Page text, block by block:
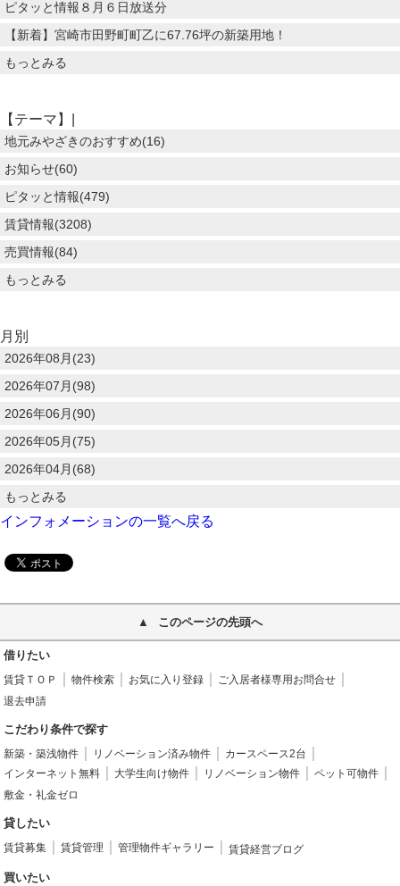
ピタッと情報８月６日放送分
【新着】宮崎市田野町町乙に67.76坪の新築用地！
もっとみる
【テーマ】|
地元みやざきのおすすめ(16)
お知らせ(60)
ピタッと情報(479)
賃貸情報(3208)
売買情報(84)
もっとみる
月別
2026年08月(23)
2026年07月(98)
2026年06月(90)
2026年05月(75)
2026年04月(68)
もっとみる
インフォメーションの一覧へ戻る
このページの先頭へ
借りたい
賃貸ＴＯＰ 物件検索 お気に入り登録
ご入居者様専用お問合せ
退去申請
こだわり条件で探す
新築・築浅物件 リノベーション済み物件
カースペース2台
インターネット無料
大学生向け物件 リノベーション物件
ペット可物件
敷金・礼金ゼロ
貸したい
賃貸募集 賃貸管理 管理物件ギャラリー 賃貸経営ブログ
買いたい